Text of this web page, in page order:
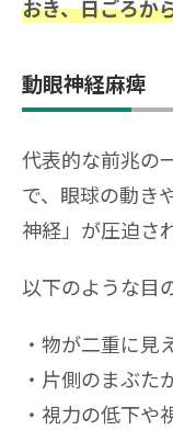
おき、日ごろか
動眼神経麻痺
代表的な前兆の
で、眼球の動き
神経」が圧迫さ
以下のような目
物が二重に見
片側のまぶた
視力の低下や